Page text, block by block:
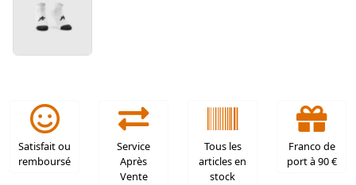
Satisfait ou
remboursé
Service
Après
Vente
Tous les
articles en
stock
Franco de
port à 90 €